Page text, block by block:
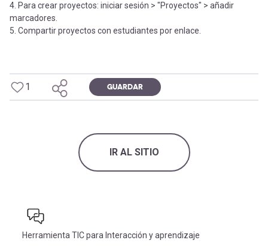
4. Para crear proyectos: iniciar sesión > "Proyectos" > añadir
marcadores.
5. Compartir proyectos con estudiantes por enlace.
1 GUARDAR
IR AL SITIO
Herramienta TIC para Interacción y aprendizaje